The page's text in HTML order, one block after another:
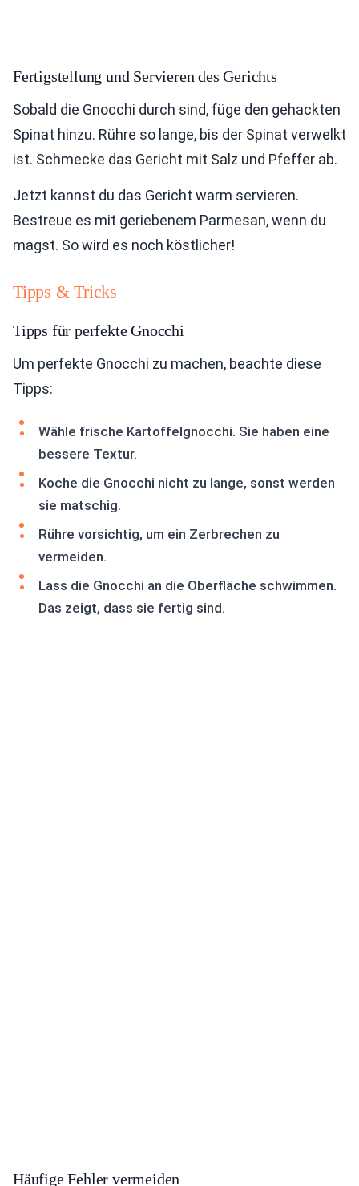
Fertigstellung und Servieren des Gerichts
Sobald die Gnocchi durch sind, füge den gehackten
Spinat hinzu. Rühre so lange, bis der Spinat verwelkt
ist. Schmecke das Gericht mit Salz und Pfeffer ab.
Jetzt kannst du das Gericht warm servieren.
Bestreue es mit geriebenem Parmesan, wenn du
magst. So wird es noch köstlicher!
Tipps & Tricks
Tipps für perfekte Gnocchi
Um perfekte Gnocchi zu machen, beachte diese
Tipps:
Wähle frische Kartoffelgnocchi. Sie haben eine
bessere Textur.
Koche die Gnocchi nicht zu lange, sonst werden
sie matschig.
Rühre vorsichtig, um ein Zerbrechen zu
vermeiden.
Lass die Gnocchi an die Oberfläche schwimmen.
Das zeigt, dass sie fertig sind.
Häufige Fehler vermeiden